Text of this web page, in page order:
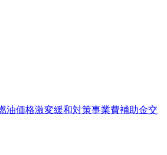
油価格激変緩和対策事業費補助金交